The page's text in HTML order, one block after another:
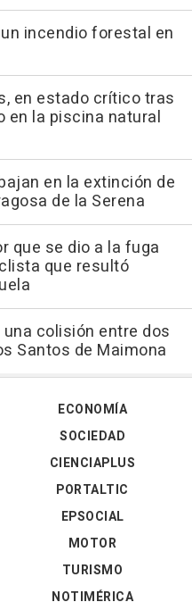
incendio forestal en
en estado crítico tras
en la piscina natural
en la extinción de
de la Serena
que se dio a la fuga
que resultó
colisión entre dos
Santos de Maimona
ECONOMÍA
SOCIEDAD
CIENCIAPLUS
PORTALTIC
EPSOCIAL
MOTOR
TURISMO
NOTIMÉRICA